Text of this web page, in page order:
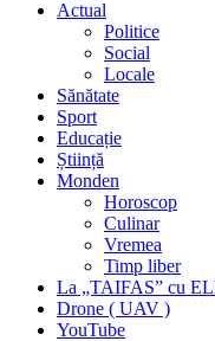
Actual
Politice
Social
Locale
Sănătate
Sport
Educație
Știință
Monden
Horoscop
Culinar
Vremea
Timp liber
La „TAIFAS” cu
Drone ( UAV )
YouTube